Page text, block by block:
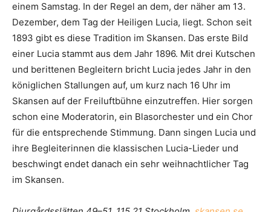
einem Samstag. In der Regel an dem, der näher am 13.
Dezember, dem Tag der Heiligen Lucia, liegt. Schon seit
1893 gibt es diese Tradition im Skansen. Das erste Bild
einer Lucia stammt aus dem Jahr 1896. Mit drei Kutschen
und berittenen Begleitern bricht Lucia jedes Jahr in den
königlichen Stallungen auf, um kurz nach 16 Uhr im
Skansen auf der Freiluftbühne einzutreffen. Hier sorgen
schon eine Moderatorin, ein Blasorchester und ein Chor
für die entsprechende Stimmung. Dann singen Lucia und
ihre Begleiterinnen die klassischen Lucia-Lieder und
beschwingt endet danach ein sehr weihnachtlicher Tag
im Skansen.